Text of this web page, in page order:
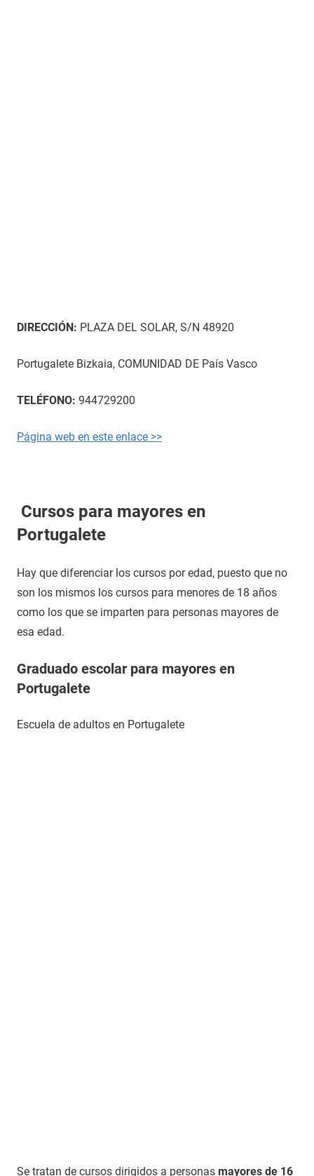
DIRECCIÓN: PLAZA DEL SOLAR, S/N 48920
Portugalete Bizkaia, COMUNIDAD DE País Vasco
TELÉFONO: 944729200
Página web en este enlace >>
Cursos para mayores en
Portugalete
Hay que diferenciar los cursos por edad, puesto que no
son los mismos los cursos para menores de 18 años
como los que se imparten para personas mayores de
esa edad.
Graduado escolar para mayores en
Portugalete
Escuela de adultos en Portugalete
Se tratan de cursos dirigidos a personas mayores de 16